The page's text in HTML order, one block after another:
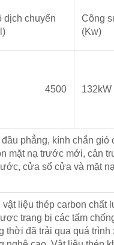
dịch chuyển
Công
(Kw)
4500 132kW
phẳng, kính chắn gió
mặt nạ trước mới, cản
cửa sổ cửa và mặt
liệu thép carbon chất
trang bị các tấm
thời đã trải qua quá trình